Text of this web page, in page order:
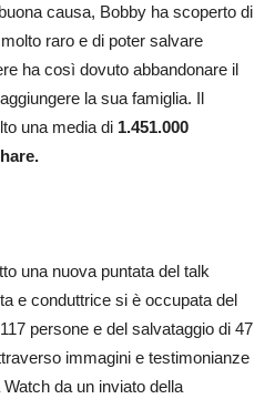
causa, Bobby ha scoperto di
raro e di poter salvare
ha così dovuto abbandonare il
la sua famiglia. Il
una media di 1.451.000
una nuova puntata del talk
e conduttrice si è occupata del
persone e del salvataggio di 47
immagini e testimonianze
da un inviato della